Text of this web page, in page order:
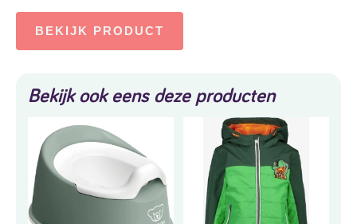
BEKIJK PRODUCT
Bekijk ook eens deze producten